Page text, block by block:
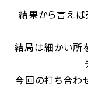
結果から言えば
結局は細かい所
今回の打ち合わ